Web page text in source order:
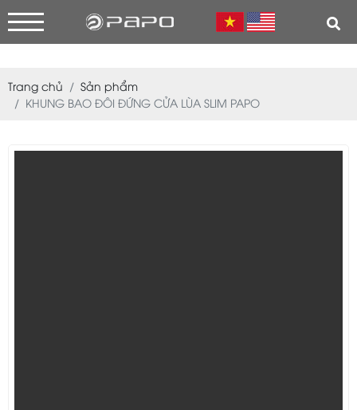
Trang chủ
Sản phẩm
KHUNG BAO ĐÔI ĐỨNG CỬA LÙA SLIM PAPO